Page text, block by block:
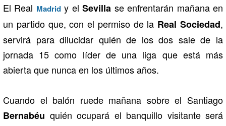
El Real Madridy elSevilla se enfrentarán mañana en
un partido que, con el permiso de la Real Sociedad,
servirá para dilucidar quién de los dos sale de la
jornada 15 como líder de una liga que está más
abierta que nunca en los últimos años.
Cuando el balón ruede mañana sobre el Santiago
Bernabéu quién ocupará el banquillo visitante será